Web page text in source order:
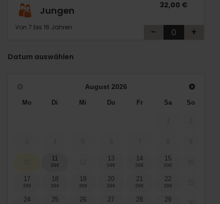
Jungen
Von 7 bis 16 Jahren
32,00 €
- +
Datum auswählen
August 2026
Mo Di Mi Do Fr Sa So
11 13 14 15
17 18 19 20 21 22
24 25 26 27 28 29